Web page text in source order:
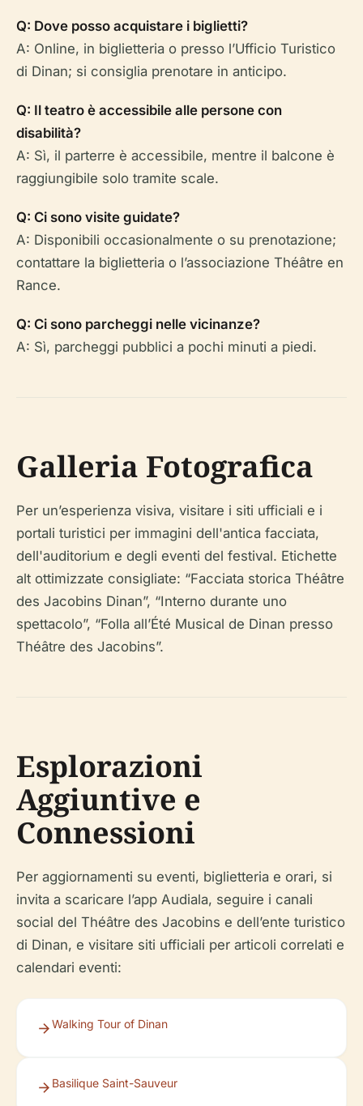
Q: Dove posso acquistare i biglietti?
A: Online, in biglietteria o presso l’Ufficio Turistico
di Dinan; si consiglia prenotare in anticipo.
Q: Il teatro è accessibile alle persone con
disabilità?
A: Sì, il parterre è accessibile, mentre il balcone è
raggiungibile solo tramite scale.
Q: Ci sono visite guidate?
A: Disponibili occasionalmente o su prenotazione;
contattare la biglietteria o l’associazione Théâtre en
Rance.
Q: Ci sono parcheggi nelle vicinanze?
A: Sì, parcheggi pubblici a pochi minuti a piedi.
Galleria Fotografica
Per un’esperienza visiva, visitare i siti ufficiali e i
portali turistici per immagini dell'antica facciata,
dell'auditorium e degli eventi del festival. Etichette
alt ottimizzate consigliate: “Facciata storica Théâtre
des Jacobins Dinan”, “Interno durante uno
spettacolo”, “Folla all’Été Musical de Dinan presso
Théâtre des Jacobins”.
Esplorazioni
Aggiuntive e
Connessioni
Per aggiornamenti su eventi, biglietteria e orari, si
invita a scaricare l’app Audiala, seguire i canali
social del Théâtre des Jacobins e dell’ente turistico
di Dinan, e visitare siti ufficiali per articoli correlati e
calendari eventi:
Walking Tour of Dinan
Basilique Saint-Sauveur